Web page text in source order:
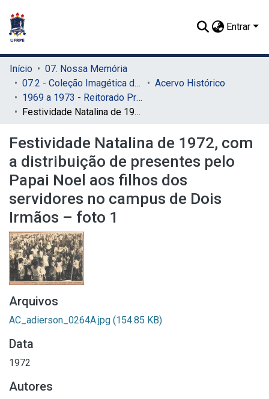
Entrar
Início
07. Nossa Memória
07.2 - Coleção Imagética do SIB
Acervo Histórico
1969 a 1973 - Reitorado Prof. Adierson Erasmo de Azevedo
Festividade Natalina de 1972, com a distribuição de presentes pelo Papai Noel aos filhos dos servidores no campus de Dois Irmãos – foto 1
Festividade Natalina de 1972, com
a distribuição de presentes pelo
Papai Noel aos filhos dos
servidores no campus de Dois
Irmãos – foto 1
Arquivos
AC_adierson_0264A.jpg (154.85 KB)
Data
1972
Autores